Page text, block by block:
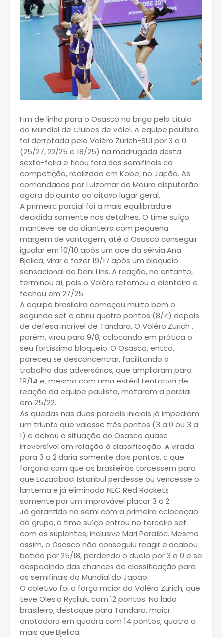
Fim de linha para o Osasco na briga pelo título
do Mundial de Clubes de Vôlei. A equipe paulista
foi derrotada pelo Voléro Zurich-SUI por 3 a 0
(25/27, 22/25 e 18/25) na madrugada desta
sexta-feira e ficou fora das semifinais da
competição, realizada em Kobe, no Japão. As
comandadas por Luizomar de Moura disputarão
agora do quinto ao oitavo lugar geral.
A primeira parcial foi a mais equilibrada e
decidida somente nos detalhes. O time suíço
manteve-se da dianteira com pequena
margem de vantagem, até o Osasco conseguir
igualar em 10/10 após um ace da sérvia Ana
Bjelica, virar e fazer 19/17 após um bloqueio
sensacional de Dani Lins. A reação, no entanto,
terminou aí, pois o Voléro retomou a dianteira e
fechou em 27/25.
A equipe brasileira começou muito bem o
segundo set e abriu quatro pontos (8/4) depois
de defesa incrível de Tandara. O Voléro Zurich ,
porém, virou para 9/8, colocando em prática o
seu fortíssimo bloqueio. O Osasco, então,
pareceu se desconcentrar, facilitando o
trabalho das adversárias, que ampliaram para
19/14 e, mesmo com uma estéril tentativa de
reação da equipe paulista, mataram a parcial
em 25/22.
As quedas nas duas parciais iniciais já impediam
um triunfo que valesse três pontos (3 a 0 ou 3 a
1) e deixou a situação do Osasco quase
irreversível em relação à classificação. A virada
para 3 a 2 daria somente dois pontos, o que
forçaria com que as brasileiras torcessem para
que Eczacibaci Istanbul perdesse ou vencesse o
lanterna e já eliminado NEC Red Rockets
somente por um improvável placar 3 a 2.
Já garantido na semi com a primeira colocação
do grupo, o time suíço entrou no terceiro set
com as suplentes, inclusive Mari Paraíba. Mesmo
assim, o Osasco não conseguiu reagir e acabou
batido por 25/18, perdendo o duelo por 3 a 0 e se
despedindo das chances de classificação para
as semifinais do Mundial do Japão.
O coletivo foi a força maior do Voléro Zurich, que
teve Olesia Rycliuk, com 12 pontos. No lado
brasileiro, destaque para Tandara, maior
anotadora em quadra com 14 pontos, quatro a
mais que Bjelica.